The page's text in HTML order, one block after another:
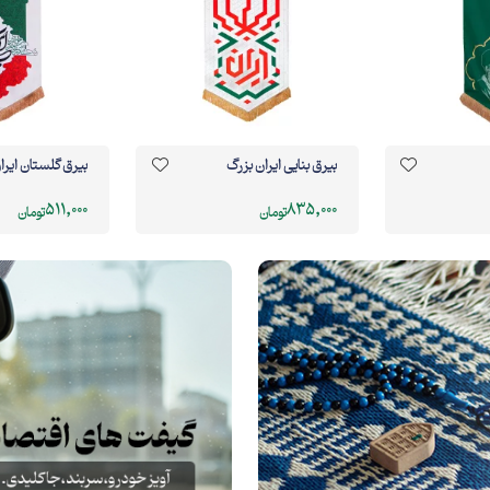
بیرق گلستان ایران بزرگ
511,000تومان
بیرق گلستان
605,000تومان